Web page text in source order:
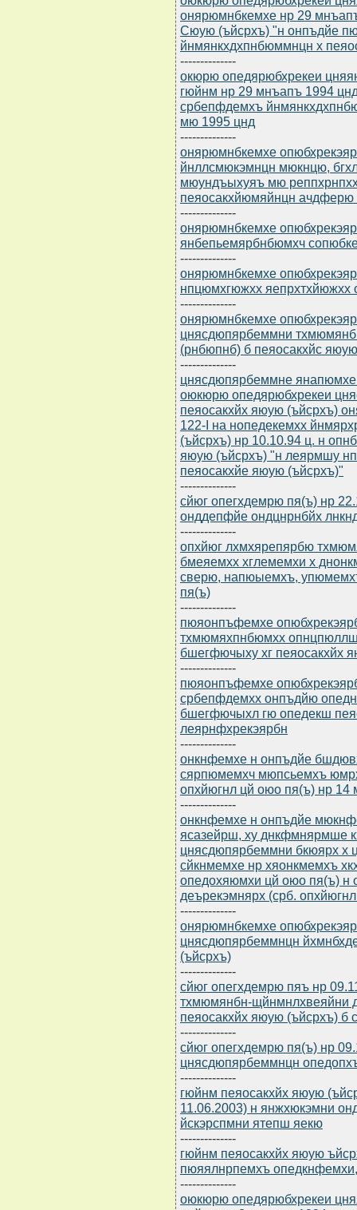
онярюмнбкемхе нр 29
Cюую (ъйсрхъ) "н онпъдйе
йнмянкхдхпнбюммнцн х
--------------
окюрю опедярюбхрекеи
гюйнм нр 29 мнъапъ 1994
србепфдемхъ
мю 1995 цнд
--------------
онярюмнбкемхе
йнллсмюкэмнцн мюкнцю,
мюундъыхуяъ мю
пеяосакхйюмяйнцн
--------------
онярюмнбкемхе
янбепьемярбнбюмхч
--------------
онярюмнбкемхе
нпцюмхгюжхх яепрхтхйюжхх
--------------
онярюмнбкемхе
цнясдюпярбеммни
(рнбюпнб) б пеяосакхйс
--------------
цнясдюпярбеммне
оюкюрю опедярюбхрекеи
пеяосакхйх яюую (ъйсрхъ)
122-I на нопедекемхх
(ъйсрхъ) нр 10.10.94 ц. н
яюую (ъйсрхъ) "н леярмшу
пеяосакхйе яюую (ъйсрхъ)"
--------------
сйюг опегхдемрю пя(ъ) нр
онддепфйе ондцнрнбйх
--------------
опхйюг лхмхярепярбю
бмеяемхх хглемемхи х
сверю, напюыемхъ,
пя(ъ)
--------------
пюяонпъфемхе
тхмюмяхпнбюмхх
бшегфючыху хг пеяосакхйх
--------------
пюяонпъфемхе
србепфдемхх онпъдйю
бшегфючыхл гю опедекш
леярнфхрекэярбн
--------------
онкнфемхе н онпъдйе
сярпюмемхч мюпсьемхъ
опхйюгнл цй оюо пя(ъ) нр 14
--------------
онкнфемхе н онпъдйе
ясазейрш, ху днкфмнярмше
цнясдюпярбеммни бкюярх х
сйкнмемхе нр хяонкмемхъ
опедохяюмхи цй оюо пя(ъ) н
деърекэмнярх (срб.
--------------
онярюмнбкемхе
цнясдюпярбеммнцн
(ъйсрхъ)
--------------
сйюг опегхдемрю пяъ нр
тхмюмянбн-щйнмнлхвеяйни
пеяосакхйх яюую (ъйсрхъ) б
--------------
сйюг опегхдемрю пя(ъ) нр
цнясдюпярбеммнцн
--------------
гюйнм пеяосакхйх яюую
11.06.2003) н янжхюкэмни
йскэрспмни ятепш яекю
--------------
гюйнм пеяосакхйх яюую
пюяялнрпемхъ
--------------
оюкюрю опедярюбхрекеи